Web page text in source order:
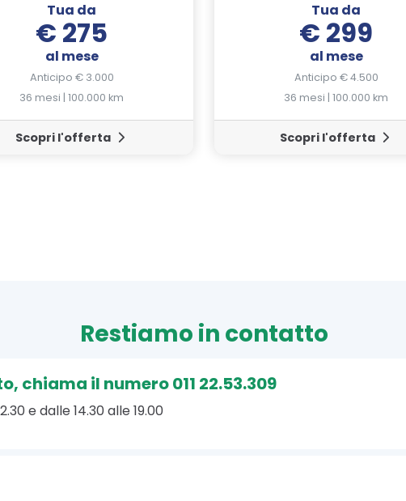
Tua da
€ 275
al mese
Anticipo € 3.000
36 mesi | 100.000 km
Scopri l'offerta
Tua da
€ 299
al mese
Anticipo € 4.500
36 mesi | 100.000 km
Scopri l'offerta
Restiamo in contatto
chiama il numero 011 22.53.309
e dalle 14.30 alle 19.00